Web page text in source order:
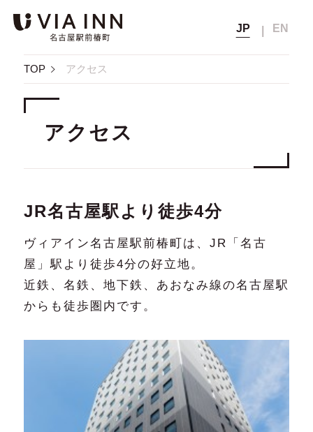
JP EN
TOP アクセス
アクセス
JR名古屋駅より徒歩4分
ヴィアイン名古屋駅前椿町は、JR「名古
屋」駅より徒歩4分の好立地。
近鉄、名鉄、地下鉄、あおなみ線の名古屋駅
からも徒歩圏内です。
Top トップ
Rooms
Breakfast
Access
Membersメンバーズクラブ
Member's Page
Special offersおすすめプラン＆キャンペーン
お知らせ
よくあるご質問
ヴィアイン名古屋駅前椿町
宿泊予約
（公式サイト
ポイント
宿泊時に獲得
無料チケットなどに交換可能
チェック
アウト
10時まで
宿泊
Check in - check out date
会員メニュー
会員マイページ
メンバーズクラブのご案内
会員登録確認メール再送
パスワードの再設定